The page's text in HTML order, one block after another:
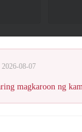
2026-08-07
magkaroon ng